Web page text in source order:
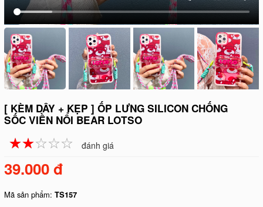
[ KÈM DÂY + KẸP ] ỐP LƯNG SILICON CHỐNG
SỐC VIỀN NỔI BEAR LOTSO
☆☆☆☆☆
★★★★★ đánh giá
39.000 đ
Mã sản phẩm:TS157